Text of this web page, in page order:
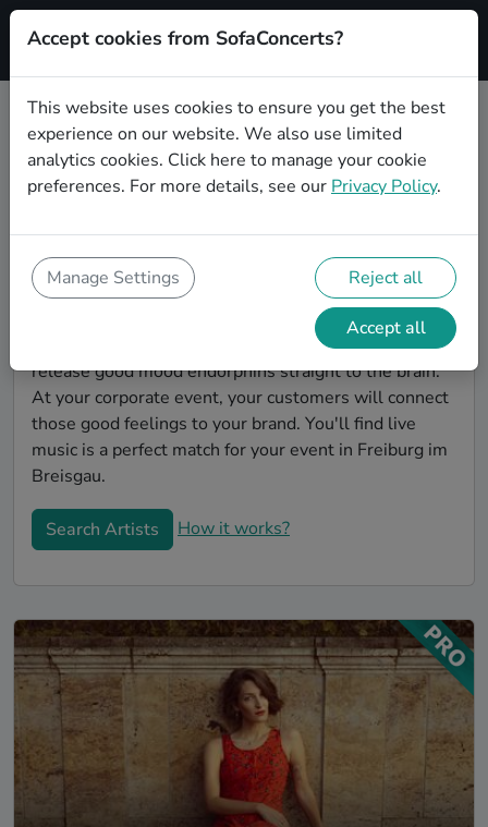
Signup
Find bands for a corporate event in
Freiburg im Breisgau
impress your customers and make the event
unforgettable? With SofaConcerts, you'll find
authentic, professional, unique bands and musicians in
Freiburg im Breisgau to bring a little magic to your
corporate event. Live music is scientifically proven to
release good mood endorphins straight to the brain.
At your corporate event, your customers will connect
those good feelings to your brand. You'll find live
music is a perfect match for your event in Freiburg im
Breisgau.
Search Artists How it works?
Accept cookies from SofaConcerts?
This website uses cookies to ensure you get the best
experience on our website. We also use limited
analytics cookies. Click here to manage your cookie
preferences. For more details, see our Privacy Policy.
Manage Settings Reject all
Accept all